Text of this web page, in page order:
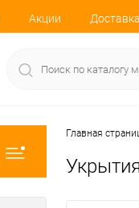
Акции Доставка
Главная